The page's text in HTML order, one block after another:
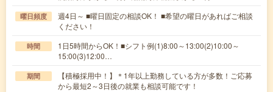
曜日頻度
週4日～ ■曜日固定の相談OK！ ■希望の曜日があればご相談
ください！
時間
1日5時間からOK！■シフト例(1)8:00～13:00(2)10:00～
15:00(3)12:00…
期間
【積極採用中！】＊1年以上勤務している方が多数！ご応募
から最短2～3日後の就業も相談可能です！